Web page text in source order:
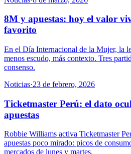
8M y apuestas: hoy el valor
favorito
En el Día Internacional de la Mujer, la
menos escudo, más contexto. Tres
consenso.
Noticias·23 de febrero, 2026
Ticketmaster Perú: el dato
apuestas
Robbie Williams activa Ticketmaster
apuestas poco mirado: picos de
mercados de lunes y martes.